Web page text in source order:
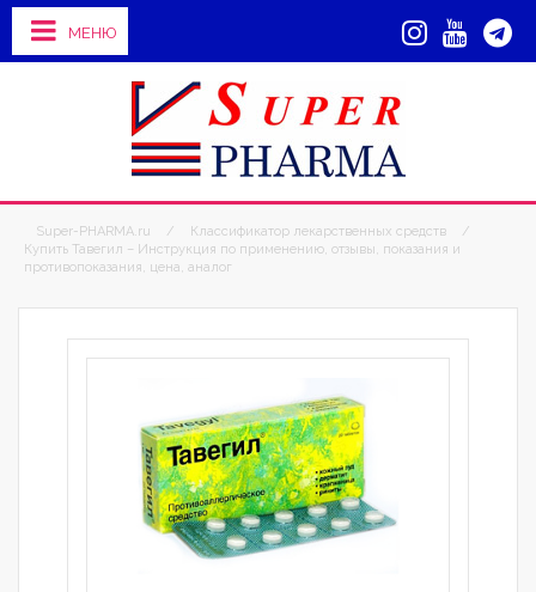
МЕНЮ
Super-PHARMA.ru / Классификатор лекарственных средств
/
Купить Тавегил – Инструкция по применению, отзывы, показания и
противопоказания, цена, аналог